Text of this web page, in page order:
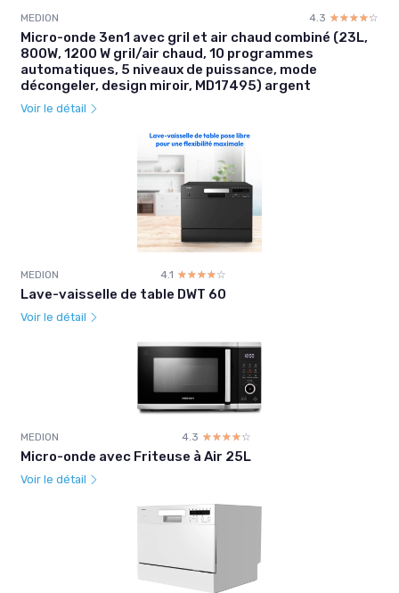
MEDION 4.3 ☆☆☆☆☆
★★★★★
Micro-onde 3en1 avec gril et air chaud combiné (23L,
800W, 1200 W gril/air chaud, 10 programmes
automatiques, 5 niveaux de puissance, mode
décongeler, design miroir, MD17495) argent
Voir le détail
MEDION 4.1 ☆☆☆☆☆
★★★★★
Lave-vaisselle de table DWT 60
Voir le détail
MEDION 4.3 ☆☆☆☆☆
★★★★★
Micro-onde avec Friteuse à Air 25L
Voir le détail